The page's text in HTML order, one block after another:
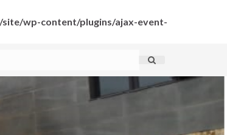
wp-content/plugins/ajax-event-